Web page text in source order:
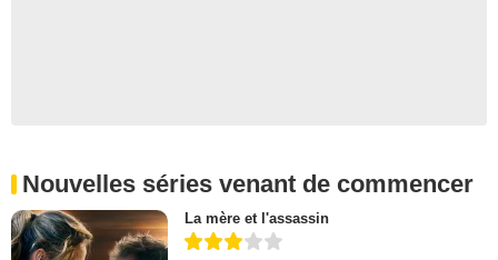
Nouvelles séries venant de commencer
La mère et l'assassin